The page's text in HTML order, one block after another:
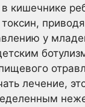
кишечнике
у
лечение,